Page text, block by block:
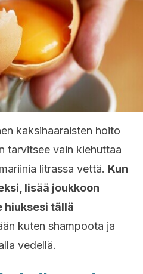
kaksihaaraisten hoito
tarvitsee vain kiehuttaa
litrassa vettä. Kun
lisää joukkoon
hiuksesi tällä
kuten shampoota ja
vedellä.